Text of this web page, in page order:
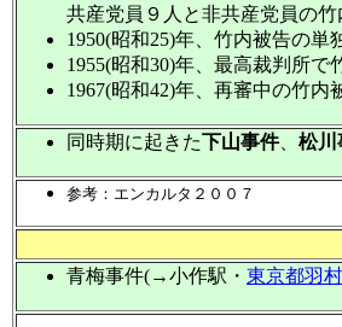
共産党員９人と非共産党員の
1950(昭和25)年、竹内被告の
1955(昭和30)年、最高裁判所
1967(昭和42)年、再審中の竹
同時期に起きた下山事件、 松川
参考：エンカルタ２００７
青梅事件(→小作駅・ 東京都羽